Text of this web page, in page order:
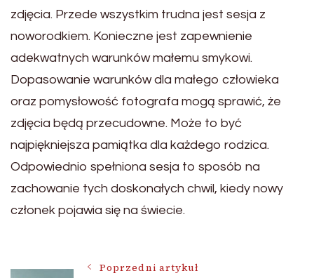
zdjęcia. Przede wszystkim trudna jest sesja z
noworodkiem. Konieczne jest zapewnienie
adekwatnych warunków małemu smykowi.
Dopasowanie warunków dla małego człowieka
oraz pomysłowość fotografa mogą sprawić, że
zdjęcia będą przecudowne. Może to być
najpiękniejsza pamiątka dla każdego rodzica.
Odpowiednio spełniona sesja to sposób na
zachowanie tych doskonałych chwil, kiedy nowy
członek pojawia się na świecie.
Poprzedni artykuł